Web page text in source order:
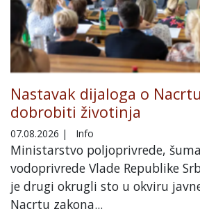
Nastavak dijaloga o
dobrobiti životinja
07.08.2026 | Info
Ministarstvo poljoprivrede,
vodoprivrede Vlade Republike
je drugi okrugli sto u okviru
Nacrtu zakona...